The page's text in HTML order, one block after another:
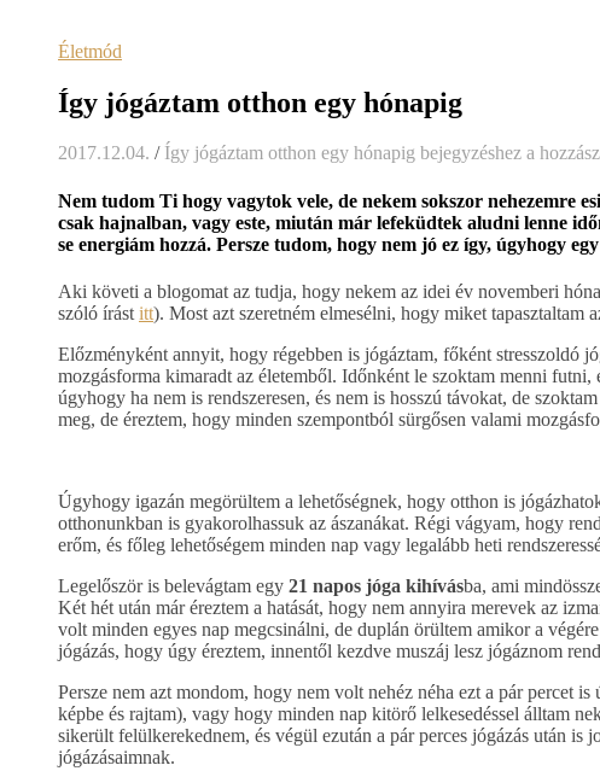
Életmód
Így jógáztam otthon egy hónapig
2017.12.04. / Így jógáztam otthon egy hónapig bejegyzéshez a
Nem tudom Ti hogy vagytok vele, de nekem sokszor nehezemre
csak hajnalban, vagy este, miután már lefeküdtek aludni lenne
se energiám hozzá. Persze tudom, hogy nem jó ez így, úgyhogy
Aki követi a blogomat az tudja, hogy nekem az idei év novemberi
szóló írást itt). Most azt szeretném elmesélni, hogy miket tapasztaltam
Előzményként annyit, hogy régebben is jógáztam, főként stresszoldó
mozgásforma kimaradt az életemből. Időnként le szoktam menni
úgyhogy ha nem is rendszeresen, és nem is hosszú távokat, de
meg, de éreztem, hogy minden szempontból sürgősen valami
Úgyhogy igazán megörültem a lehetőségnek, hogy otthon is
otthonunkban is gyakorolhassuk az ászanákat. Régi vágyam, hogy
erőm, és főleg lehetőségem minden nap vagy legalább heti
Legelőször is belevágtam egy 21 napos jóga kihívásba, ami
Két hét után már éreztem a hatását, hogy nem annyira merevek az
volt minden egyes nap megcsinálni, de duplán örültem amikor a
jógázás, hogy úgy éreztem, innentől kezdve muszáj lesz jógáznom
Persze nem azt mondom, hogy nem volt nehéz néha ezt a pár percet
képbe és rajtam), vagy hogy minden nap kitörő lelkesedéssel álltam
sikerült felülkerekednem, és végül ezután a pár perces jógázás után is
jógázásaimnak.